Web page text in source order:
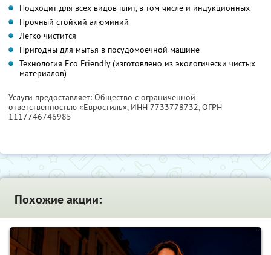
Подходит для всех видов плит, в том числе и индукционных
Прочный стойкий алюминий
Легко чистится
Пригодны для мытья в посудомоечной машине
Технология Eco Friendly (изготовлено из экологически чистых
материалов)
Услуги предоставляет: Общество с ограниченной
ответственностью «Евростиль», ИНН 7733778732, ОГРН
1117746746985
Похожие акции: